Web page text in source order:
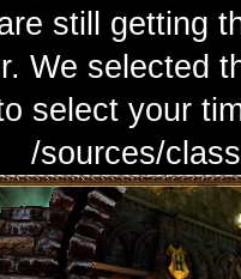
still getting
We selected
to select
/sources/